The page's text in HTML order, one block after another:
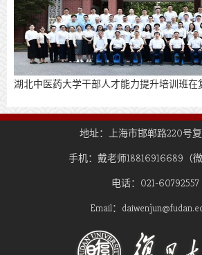
湖北中医药大学干部人才能力提升培训班在
地址：上海市邯郸路220号
手机：戴老师18816916689（微
电话：021-60792557
Email：